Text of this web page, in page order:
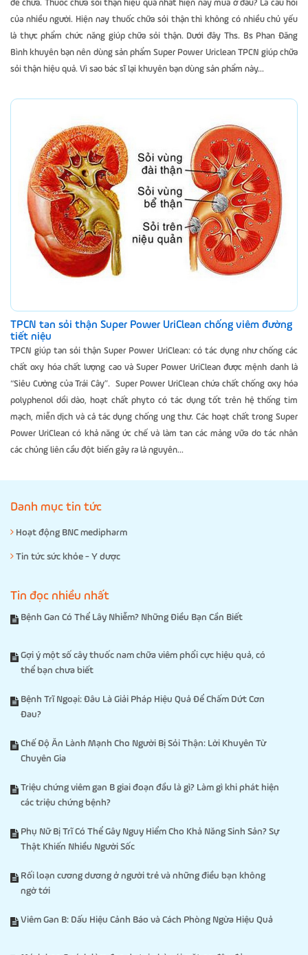
để chữa. Thuốc chữa sỏi thận hiệu quả nhất hiện nay mua ở đâu? Là câu hỏi
của nhiều người. Hiện nay thuốc chữa sỏi thận thì không có nhiều chủ yếu
là thực phẩm chức năng giúp chữa sỏi thận. Dưới đây Ths. Bs Phan Đăng
Bình khuyên bạn nên dùng sản phẩm Super Power Uriclean TPCN giúp chữa
sỏi thận hiệu quả. Vì sao bác sĩ lại khuyên bạn dùng sản phẩm này...
TPCN tan sỏi thận Super Power UriClean chống viêm đường
tiết niệu
TPCN giúp tan sỏi thận Super Power UriClean: có tác dụng như chống các
chất oxy hóa chất lượng cao và Super Power UriClean được mệnh danh là
“Siêu Cường của Trái Cây”. Super Power UriClean chứa chất chống oxy hóa
polyphenol dồi dào, hoạt chất phyto có tác dụng tốt trên hệ thống tim
mạch, miễn dịch và cả tác dụng chống ung thư. Các hoạt chất trong Super
Power UriClean có khả năng ức chế và làm tan các mảng vữa do tác nhân
các chủng liên cầu đột biến gây ra là nguyên...
Danh mục tin tức
Hoạt động BNC medipharm
Tin tức sức khỏe - Y dược
Tin đọc nhiều nhất
Bệnh Gan Có Thể Lây Nhiễm? Những Điều Bạn Cần Biết
Gợi ý một số cây thuốc nam chữa viêm phổi cực hiệu quả, có
thể bạn chưa biết
Bệnh Trĩ Ngoại: Đâu Là Giải Pháp Hiệu Quả Để Chấm Dứt Cơn
Đau?
Chế Độ Ăn Lành Mạnh Cho Người Bị Sỏi Thận: Lời Khuyên Từ
Chuyên Gia
Triệu chứng viêm gan B giai đoạn đầu là gì? Làm gì khi phát hiện
các triệu chứng bệnh?
Phụ Nữ Bị Trĩ Có Thể Gây Nguy Hiểm Cho Khả Năng Sinh Sản? Sự
Thật Khiến Nhiều Người Sốc
Rối loạn cương dương ở người trẻ và những điều bạn không
ngờ tới
Viêm Gan B: Dấu Hiệu Cảnh Báo và Cách Phòng Ngừa Hiệu Quả